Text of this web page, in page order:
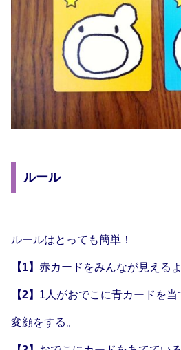
ルール
ルールはとっても簡単！
【1】 赤カードをみんなが見える
【2】 1人がおでこに青カードを
変顔をする。